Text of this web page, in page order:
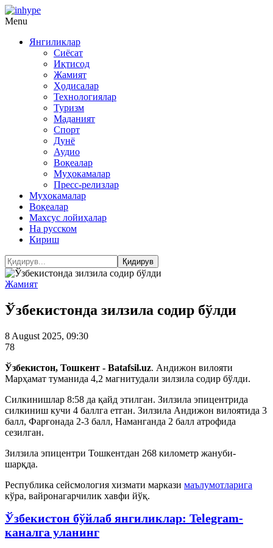
Menu
Янгиликлар
Сиёсат
Иқтисод
Жамият
Ҳодисалар
Технологиялар
Туризм
Маданият
Спорт
Дунё
Аудио
Воқеалар
Муҳокамалар
Пресс-релизлар
Муҳокамалар
Воқеалар
Махсус лойиҳалар
На русском
Кириш
Жамият
Ўзбекистонда зилзила содир бўлди
8 August 2025, 09:30
78
Ўзбекистон, Тошкент - Batafsil.uz. Андижон вилояти
Марҳамат туманида 4,2 магнитудали зилзила содир бўлди.
Силкинишлар 8:58 да қайд этилган. Зилзила эпицентрида
силкиниш кучи 4 баллга етган. Зилзила Андижон вилоятида 3
балл, Фарғонада 2-3 балл, Наманганда 2 балл атрофида
сезилган.
Зилзила эпицентри Тошкентдан 268 километр жануби-
шарқда.
Республика сейсмология хизмати маркази маълумотларига
кўра, вайронагарчилик хавфи йўқ.
Ўзбекистон бўйлаб янгиликлар: Telegram-
каналга уланинг